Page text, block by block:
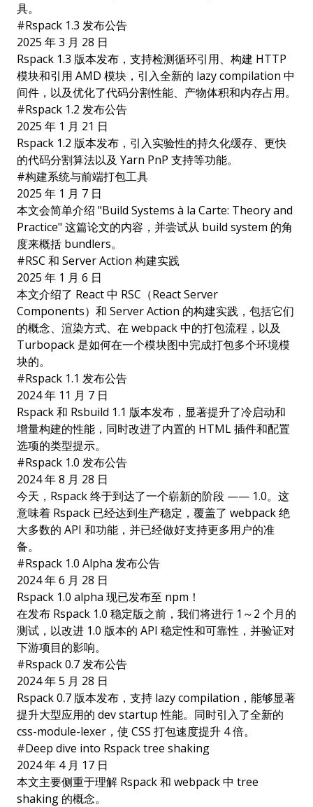
具。
#Rspack 1.3 发布公告
2025 年 3 月 28 日
Rspack 1.3 版本发布，支持检测循环引用、构建 HTTP
模块和引用 AMD 模块，引入全新的 lazy compilation 中
间件，以及优化了代码分割性能、产物体积和内存占用。
#Rspack 1.2 发布公告
2025 年 1 月 21 日
Rspack 1.2 版本发布，引入实验性的持久化缓存、更快
的代码分割算法以及 Yarn PnP 支持等功能。
#构建系统与前端打包工具
2025 年 1 月 7 日
本文会简单介绍 "Build Systems à la Carte: Theory and
Practice" 这篇论文的内容，并尝试从 build system 的角
度来概括 bundlers。
#RSC 和 Server Action 构建实践
2025 年 1 月 6 日
本文介绍了 React 中 RSC（React Server
Components）和 Server Action 的构建实践，包括它们
的概念、渲染方式、在 webpack 中的打包流程，以及
Turbopack 是如何在一个模块图中完成打包多个环境模
块的。
#Rspack 1.1 发布公告
2024 年 11 月 7 日
Rspack 和 Rsbuild 1.1 版本发布，显著提升了冷启动和
增量构建的性能，同时改进了内置的 HTML 插件和配置
选项的类型提示。
#Rspack 1.0 发布公告
2024 年 8 月 28 日
今天，Rspack 终于到达了一个崭新的阶段 —— 1.0。这
意味着 Rspack 已经达到生产稳定，覆盖了 webpack 绝
大多数的 API 和功能，并已经做好支持更多用户的准
备。
#Rspack 1.0 Alpha 发布公告
2024 年 6 月 28 日
Rspack 1.0 alpha 现已发布至 npm！
在发布 Rspack 1.0 稳定版之前，我们将进行 1～2 个月的
测试，以改进 1.0 版本的 API 稳定性和可靠性，并验证对
下游项目的影响。
#Rspack 0.7 发布公告
2024 年 5 月 28 日
Rspack 0.7 版本发布，支持 lazy compilation，能够显著
提升大型应用的 dev startup 性能。同时引入了全新的
css-module-lexer，使 CSS 打包速度提升 4 倍。
#Deep dive into Rspack tree shaking
2024 年 4 月 17 日
本文主要侧重于理解 Rspack 和 webpack 中 tree
shaking 的概念。